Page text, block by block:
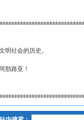
明社会的历史。
肋路亚！